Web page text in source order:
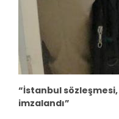
“İstanbul
imzalandı”